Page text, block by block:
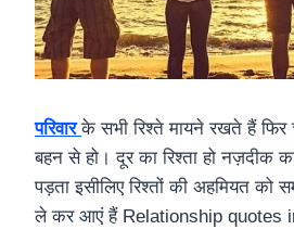
परिवार के सभी रिश्ते मायने रखते हैं फिर
बहन से हो। दूर का रिश्ता हो नज़दीक का
पड़ता इसीलिए रिश्तों की अहमियत
ले कर आएं हैं Relationship quotes